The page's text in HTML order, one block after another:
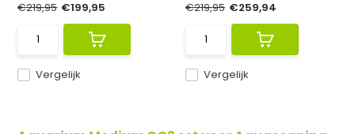
Vergelijk
€219,95 €199,95
Vergelijk
€219,95 €259,94